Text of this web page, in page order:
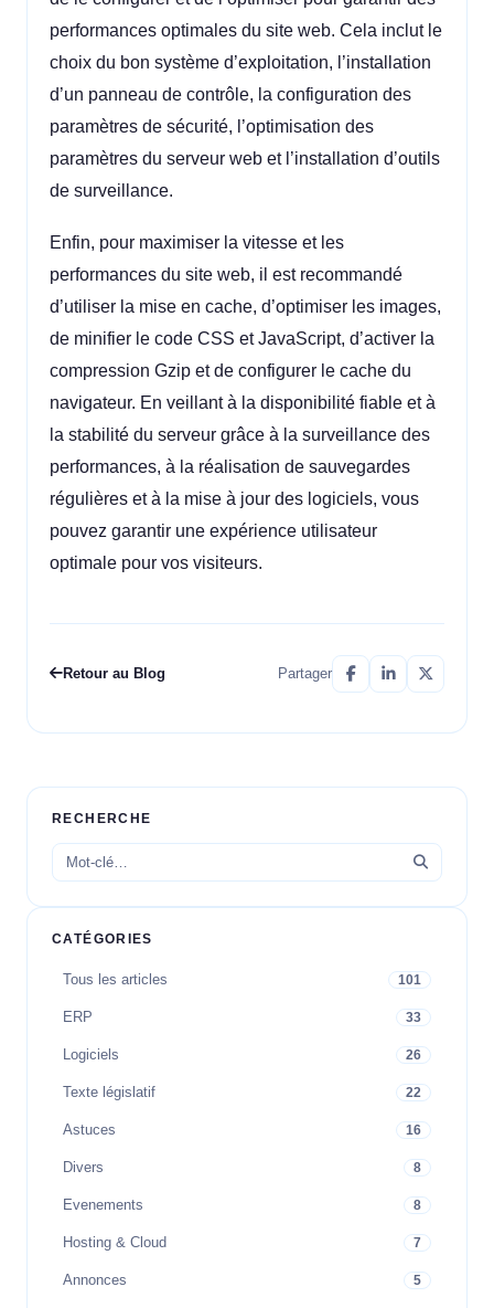
performances optimales du site web. Cela inclut le
choix du bon système d’exploitation, l’installation
d’un panneau de contrôle, la configuration des
paramètres de sécurité, l’optimisation des
paramètres du serveur web et l’installation d’outils
de surveillance.
Enfin, pour maximiser la vitesse et les
performances du site web, il est recommandé
d’utiliser la mise en cache, d’optimiser les images,
de minifier le code CSS et JavaScript, d’activer la
compression Gzip et de configurer le cache du
navigateur. En veillant à la disponibilité fiable et à
la stabilité du serveur grâce à la surveillance des
performances, à la réalisation de sauvegardes
régulières et à la mise à jour des logiciels, vous
pouvez garantir une expérience utilisateur
optimale pour vos visiteurs.
Retour au Blog Partager
RECHERCHE
CATÉGORIES
Tous les articles 101
ERP 33
Logiciels 26
Texte législatif 22
Astuces 16
Divers 8
Evenements 8
Hosting & Cloud 7
Annonces 5